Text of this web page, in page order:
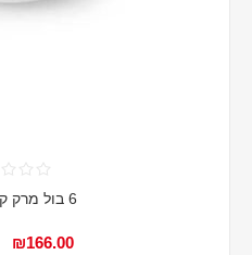
6 בול מרק קורנינג לבן
₪166.00